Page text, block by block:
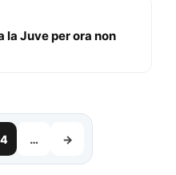
la Juve per ora non
… →